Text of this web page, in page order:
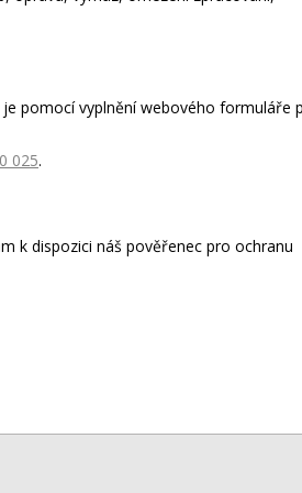
pomocí vyplnění webového formuláře
025.
k dispozici náš pověřenec pro ochranu